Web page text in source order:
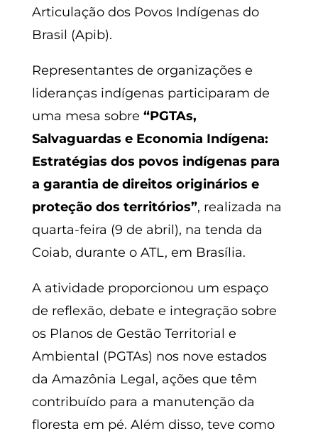
Articulação dos Povos Indígenas do
Brasil (Apib).
Representantes de organizações e
lideranças indígenas participaram de
uma mesa sobre “PGTAs,
Salvaguardas e Economia Indígena:
Estratégias dos povos indígenas para
a garantia de direitos originários e
proteção dos territórios”, realizada na
quarta-feira (9 de abril), na tenda da
Coiab, durante o ATL, em Brasília.
A atividade proporcionou um espaço
de reflexão, debate e integração sobre
os Planos de Gestão Territorial e
Ambiental (PGTAs) nos nove estados
da Amazônia Legal, ações que têm
contribuído para a manutenção da
floresta em pé. Além disso, teve como